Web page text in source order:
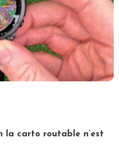
la carto routable n’est